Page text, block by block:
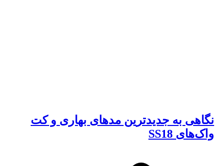
نگاهی به جدیدترین مدهای بهاری و کت
واک‌های SS18